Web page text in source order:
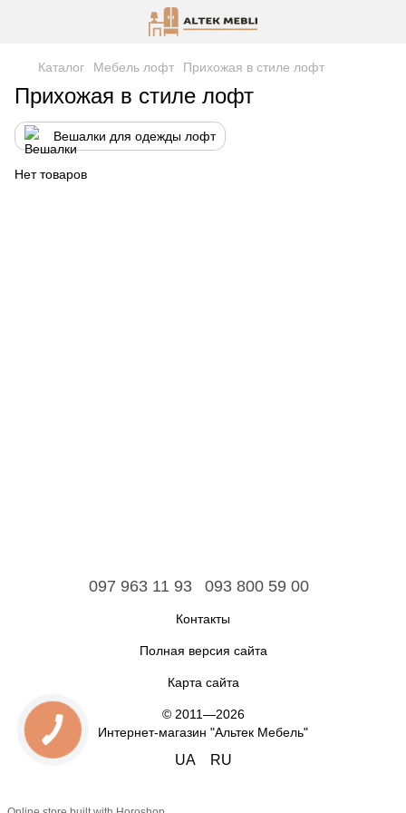
Каталог Мебель лофт Прихожая в стиле лофт
Прихожая в стиле лофт
Вешалки для одежды лофт
Нет товаров
097 963 11 93 093 800 59 00
Контакты
Полная версия сайта
Карта сайта
© 2011—2026
Интернет-магазин "Альтек Мебель"
UA RU